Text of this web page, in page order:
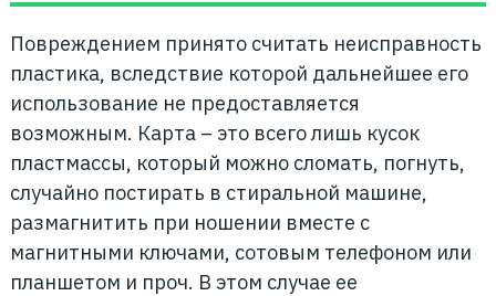
Повреждением принято считать неисправность
пластика, вследствие которой дальнейшее его
использование не предоставляется
возможным. Карта – это всего лишь кусок
пластмассы, который можно сломать, погнуть,
случайно постирать в стиральной машине,
размагнитить при ношении вместе с
магнитными ключами, сотовым телефоном или
планшетом и проч. В этом случае ее